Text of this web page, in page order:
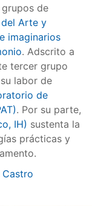
de
Arte y
imaginarios
. Adscrito a
tercer grupo
labor de
de
. Por su parte,
IH) sustenta la
prácticas y